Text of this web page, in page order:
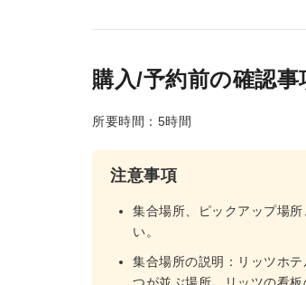
購入/予約前の確認事
所要時間：5時間
注意事項
集合場所、ピックアップ場
い。
集合場所の説明：リッツホ